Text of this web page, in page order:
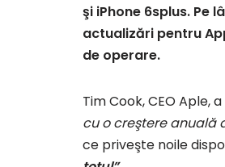
şi iPhone 6splus. Pe
actualizări pentru
de operare.
Tim Cook, CEO Aple,
cu o creştere anuală
ce priveşte noile